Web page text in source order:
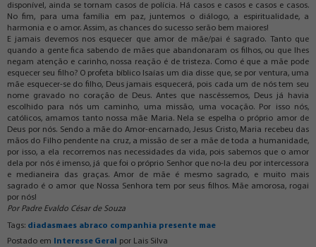
disponível, ainda se tornam casos de polícia. Há casos e casos e casos e casos.
No fim, para uma família em paz, juntemos o diálogo, a espiritualidade, a
harmonia e o amor. Assim, as chances do sucesso serão bem maiores!
E jamais devemos nos esquecer que amor de mãe/pai é sagrado. Tanto que
quando a gente fica sabendo de mães que abandonaram os filhos, ou que lhes
negam atenção e carinho, nossa reação é de tristeza. Como é que a mãe pode
esquecer seu filho? O profeta bíblico Isaías um dia disse que, se por ventura, uma
mãe esquecer-se do filho, Deus jamais esquecerá, pois cada um de nós tem seu
nome gravado no coração de Deus. Antes que nascêssemos, Deus já havia
escolhido para nós um caminho, uma missão, uma vocação. Por isso nós,
católicos, amamos tanto nossa mãe Maria. Nela se espelha o próprio amor de
Deus por nós. Sendo a mãe do Amor-encarnado, Jesus Cristo, Maria recebeu das
mãos do Filho pendente na cruz, a missão de ser a mãe de toda a humanidade,
por isso, a ela recorremos nas necessidades da vida, pois sabemos que o amor
dela por nós é imenso, já que foi o próprio Senhor que no-la deu por intercessora
e medianeira das graças. Amor de mãe é mesmo sagrado, e muito mais
sagrado é o amor que Nossa Senhora tem por seus filhos. Mãe amorosa, rogai
por nós!
Por Padre Evaldo César de Souza
Tags: diadasmaes abraco companhia presente mae
Postado em
Interesse Geral por Lais Silva